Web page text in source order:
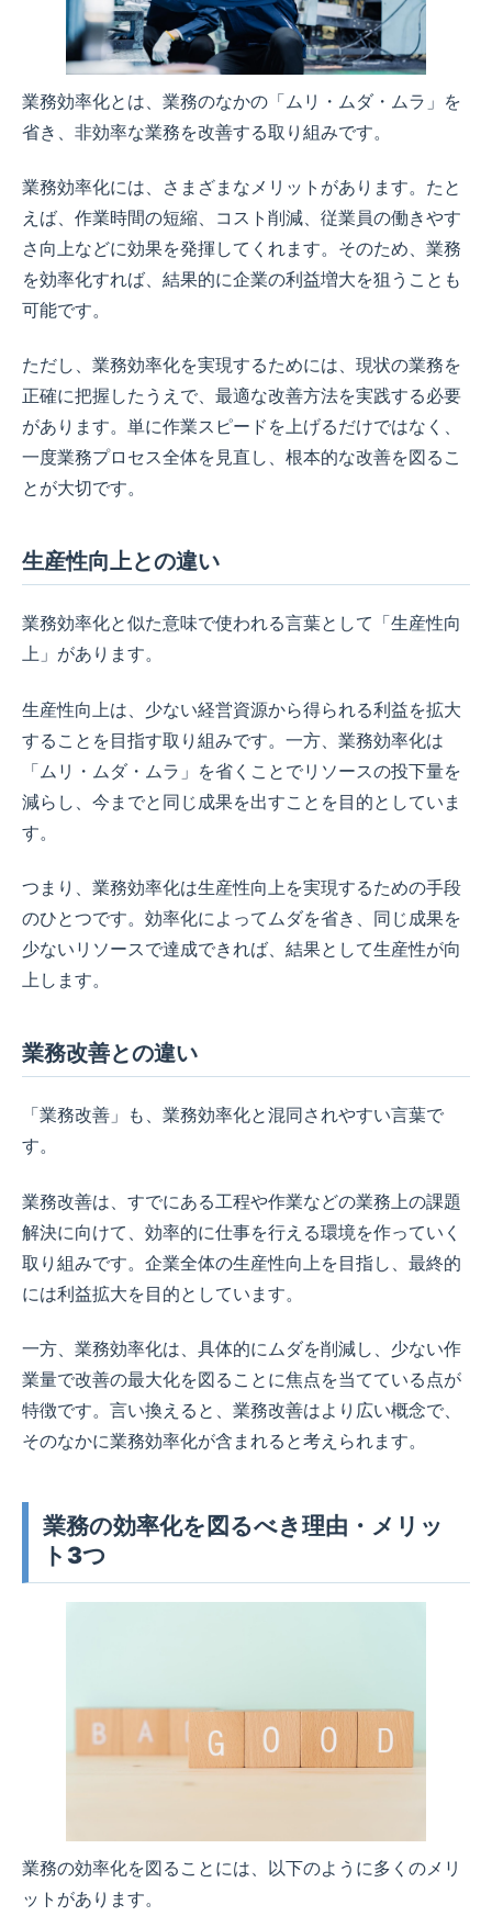
業務効率化とは、業務のなかの「ムリ・ムダ・ムラ」を
省き、非効率な業務を改善する取り組みです。
業務効率化には、さまざまなメリットがあります。たと
えば、作業時間の短縮、コスト削減、従業員の働きやす
さ向上などに効果を発揮してくれます。そのため、業務
を効率化すれば、結果的に企業の利益増大を狙うことも
可能です。
ただし、業務効率化を実現するためには、現状の業務を
正確に把握したうえで、最適な改善方法を実践する必要
があります。単に作業スピードを上げるだけではなく、
一度業務プロセス全体を見直し、根本的な改善を図るこ
とが大切です。
生産性向上との違い
業務効率化と似た意味で使われる言葉として「生産性向
上」があります。
生産性向上は、少ない経営資源から得られる利益を拡大
することを目指す取り組みです。一方、業務効率化は
「ムリ・ムダ・ムラ」を省くことでリソースの投下量を
減らし、今までと同じ成果を出すことを目的としていま
す。
つまり、業務効率化は生産性向上を実現するための手段
のひとつです。効率化によってムダを省き、同じ成果を
少ないリソースで達成できれば、結果として生産性が向
上します。
業務改善との違い
「業務改善」も、業務効率化と混同されやすい言葉で
す。
業務改善は、すでにある工程や作業などの業務上の課題
解決に向けて、効率的に仕事を行える環境を作っていく
取り組みです。企業全体の生産性向上を目指し、最終的
には利益拡大を目的としています。
一方、業務効率化は、具体的にムダを削減し、少ない作
業量で改善の最大化を図ることに焦点を当てている点が
特徴です。言い換えると、業務改善はより広い概念で、
そのなかに業務効率化が含まれると考えられます。
業務の効率化を図るべき理由・メリッ
ト3つ
業務の効率化を図ることには、以下のように多くのメリ
ットがあります。